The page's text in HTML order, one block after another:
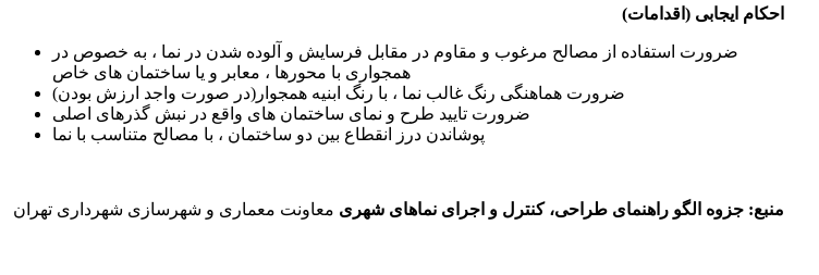
احکام ایجابی (اقدامات)
ضرورت استفاده از مصالح مرغوب و مقاوم در مقابل فرسایش و آلوده شدن در نما ، به خصوص در
همجواری با محورها ، معابر و یا ساختمان های خاص
ضرورت هماهنگی رنگ غالب نما ، با رنگ ابنیه همجوار(در صورت واجد ارزش بودن)
ضرورت تایید طرح و نمای ساختمان های واقع در نبش گذرهای اصلی
پوشاندن درز انقطاع بین دو ساختمان ، با مصالح متناسب با نما
منبع: جزوه الگو راهنمای طراحی، کنترل و اجرای نماهای شهری معاونت معماری و شهرسازی شهرداری تهران